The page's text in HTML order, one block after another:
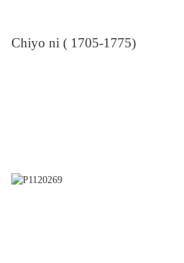
Chiyo ni ( 1705-1775)